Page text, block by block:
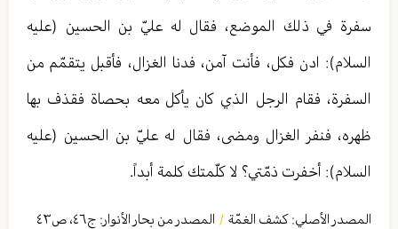
سفرة في ذلك الموضع، فقال له عليّ بن الحسين (عليه
السلام): ادن فكل، فأنت آمن، فدنا الغزال، فأقبل يتقمّم من
السفرة، فقام الرجل الذي كان يأكل معه بحصاة فقذف بها
ظهره، فنفر الغزال ومضى، فقال له عليّ بن الحسين (عليه
السلام): أخفرت ذمّتي؟ لا كلّمتك كلمة أبداً.
المصدر الأصلي: كشف الغمّة / المصدر من بحار الأنوار: ج٤٦، ص٤٣